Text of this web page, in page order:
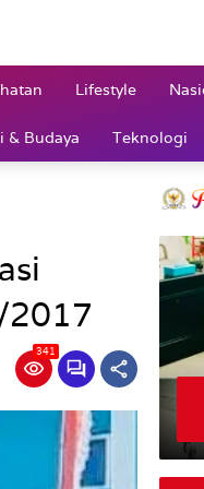
Lifestyle
& Budaya Teknologi
2017
341